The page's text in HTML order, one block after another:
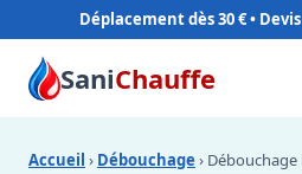
Déplacement dès 30 €
SaniChauffe
Accueil › Débouchage › Débouchage